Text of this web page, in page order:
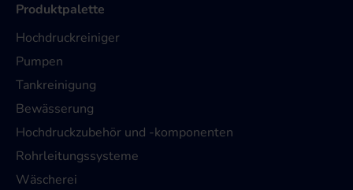
Produktpalette
Hochdruckreiniger
Pumpen
Tankreinigung
Bewässerung
Hochdruckzubehör und -komponenten
Rohrleitungssysteme
Wäscherei